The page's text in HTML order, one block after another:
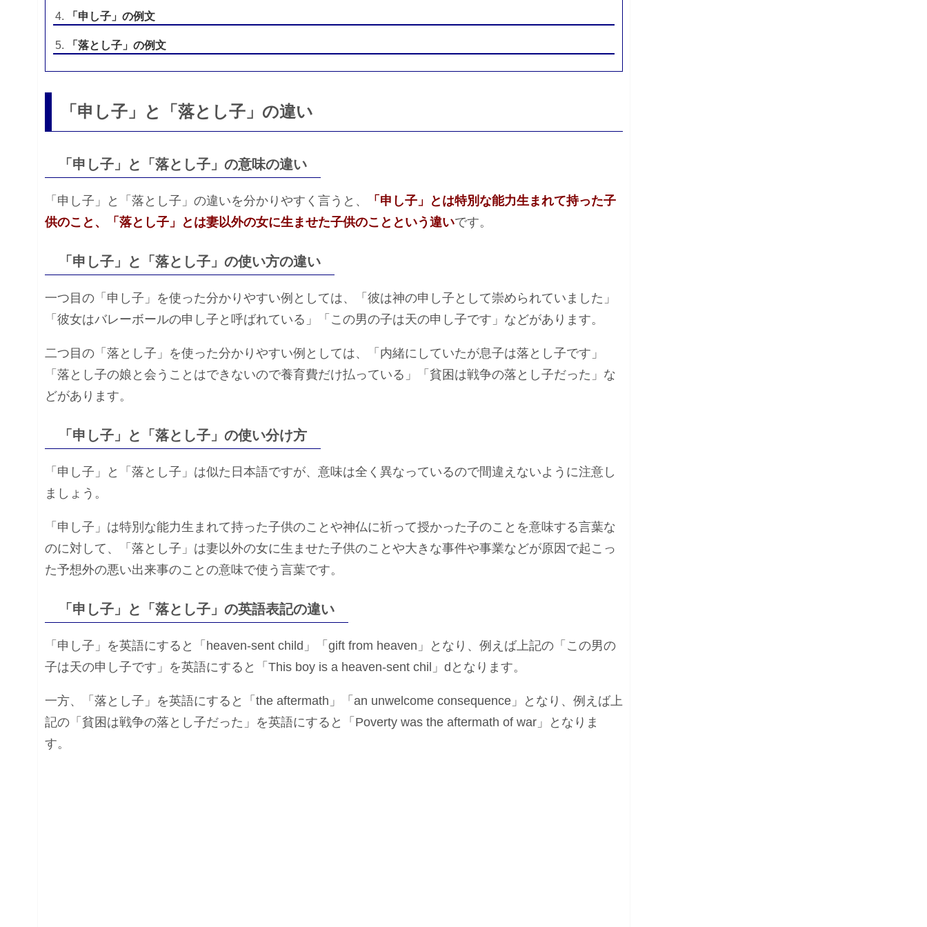
「申し子」の例文
「落とし子」の例文
「申し子」と「落とし子」の違い
「申し子」と「落とし子」の意味の違い
「申し子」と「落とし子」の違いを分かりやすく言うと、
「申し子」とは特別な能力生まれて持った子
供のこと、「落とし子」とは妻以外の女に生ませた子供のことという違いです。
「申し子」と「落とし子」の使い方の違い
一つ目の「申し子」を使った分かりやすい例としては、「彼は神の申し子として崇められていました」
「彼女はバレーボールの申し子と呼ばれている」「この男の子は天の申し子です」などがあります。
二つ目の「落とし子」を使った分かりやすい例としては、「内緒にしていたが息子は落とし子です」
「落とし子の娘と会うことはできないので養育費だけ払っている」「貧困は戦争の落とし子だった」な
どがあります。
「申し子」と「落とし子」の使い分け方
「申し子」と「落とし子」は似た日本語ですが、意味は全く異なっているので間違えないように注意し
ましょう。
「申し子」は特別な能力生まれて持った子供のことや神仏に祈って授かった子のことを意味する言葉な
のに対して、「落とし子」は妻以外の女に生ませた子供のことや大きな事件や事業などが原因で起こっ
た予想外の悪い出来事のことの意味で使う言葉です。
「申し子」と「落とし子」の英語表記の違い
「申し子」を英語にすると「heaven-sent child」「gift from heaven」となり、例えば上記の「この男の
子は天の申し子です」を英語にすると「This boy is a heaven-sent chil」dとなります。
一方、「落とし子」を英語にすると「the aftermath」「an unwelcome consequence」となり、例えば上
記の「貧困は戦争の落とし子だった」を英語にすると「Poverty was the aftermath of war」となりま
す。